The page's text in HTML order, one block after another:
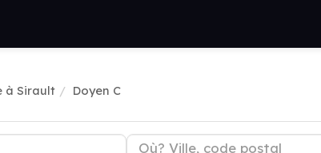
à Sirault Doyen C